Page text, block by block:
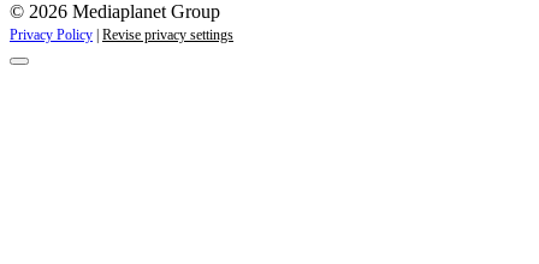
© 2026 Mediaplanet Group
Privacy Policy Revise privacy settings